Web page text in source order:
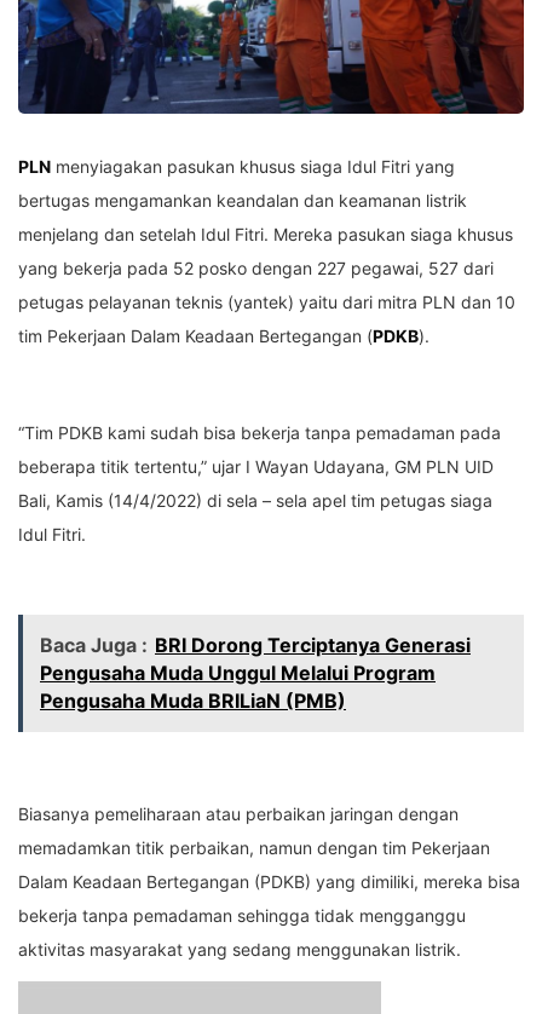
PLN menyiagakan pasukan khusus siaga Idul Fitri yang
bertugas mengamankan keandalan dan keamanan listrik
menjelang dan setelah Idul Fitri. Mereka pasukan siaga khusus
yang bekerja pada 52 posko dengan 227 pegawai, 527 dari
petugas pelayanan teknis (yantek) yaitu dari mitra PLN dan 10
tim Pekerjaan Dalam Keadaan Bertegangan (PDKB).
“Tim PDKB kami sudah bisa bekerja tanpa pemadaman pada
beberapa titik tertentu,” ujar I Wayan Udayana, GM PLN UID
Bali, Kamis (14/4/2022) di sela – sela apel tim petugas siaga
Idul Fitri.
Baca Juga : BRI Dorong Terciptanya Generasi
Pengusaha Muda Unggul Melalui Program
Pengusaha Muda BRILiaN (PMB)
Biasanya pemeliharaan atau perbaikan jaringan dengan
memadamkan titik perbaikan, namun dengan tim Pekerjaan
Dalam Keadaan Bertegangan (PDKB) yang dimiliki, mereka bisa
bekerja tanpa pemadaman sehingga tidak mengganggu
aktivitas masyarakat yang sedang menggunakan listrik.